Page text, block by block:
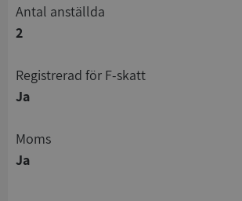
Antal anställda
2
registrerad för F-skatt
Ja
Moms
Ja